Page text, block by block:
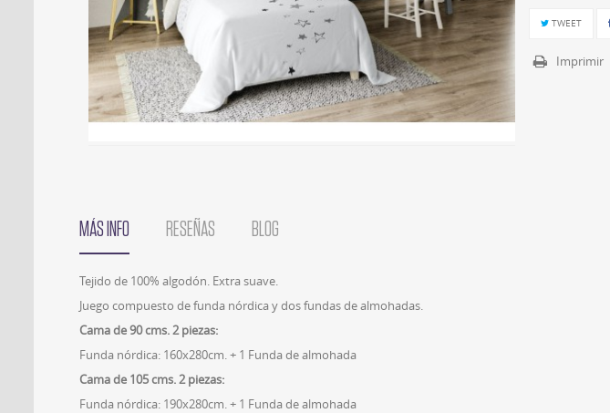
TWEET
Imprimir
MÁS INFO RESEÑAS BLOG
Tejido de 100% algodón. Extra suave.
Juego compuesto de funda nórdica y dos fundas de almohadas.
Cama de 90 cms. 2 piezas:
Funda nórdica: 160x280cm. + 1 Funda de almohada
Cama de 105 cms. 2 piezas:
Funda nórdica: 190x280cm. + 1 Funda de almohada